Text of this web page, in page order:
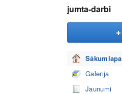
jumta-darbi
Sākumlapa
Galerija
Jaunumi